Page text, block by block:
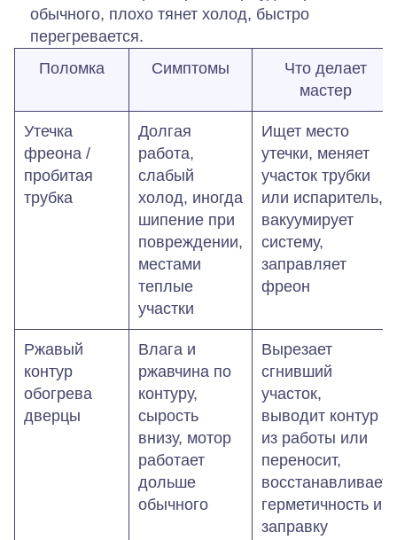
обычного, плохо тянет холод, быстро
перегревается.
Поломка
Симптомы
Что делает
мастер
Утечка
фреона /
пробитая
трубка
Долгая
работа,
слабый
холод, иногда
шипение при
повреждении,
местами
теплые
участки
Ищет место
утечки, меняет
участок трубки
или испаритель,
вакуумирует
систему,
заправляет
фреон
Ржавый
контур
обогрева
дверцы
Влага и
ржавчина по
контуру,
сырость
внизу, мотор
работает
дольше
обычного
Вырезает
сгнивший
участок,
выводит контур
из работы или
переносит,
восстанавливает
герметичность и
заправку